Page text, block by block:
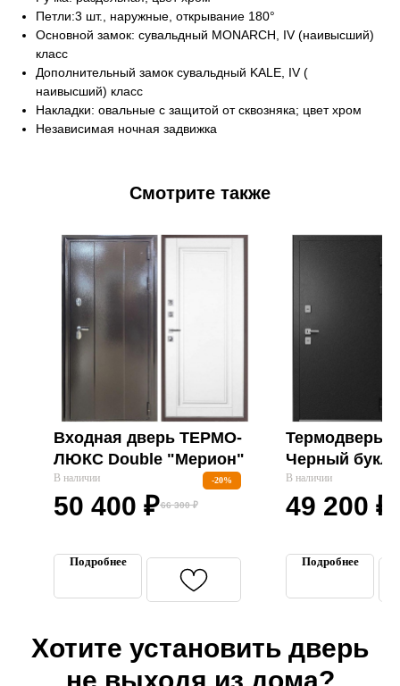
Петли:3 шт., наружные, открывание 180°
Основной замок: сувальдный MONARCH, IV (наивысший)
класс
Дополнительный замок сувальдный KALE, IV (
наивысший) класс
Накладки: овальные с защитой от сквозняка; цвет хром
Независимая ночная задвижка
Смотрите также
-20%
Входная дверь ТЕРМО-
ЛЮКС Double "Мерион"
В наличии
50 400 ₽66 300 ₽
Подробнее
Термодверь
Черный
Белая
В наличии
49 200 ₽
Подробнее
Хотите установить дверь
не выходя из дома?